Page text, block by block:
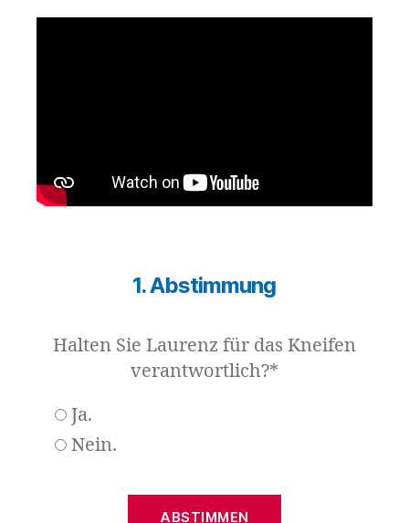
1. Abstimmung
Halten Sie Laurenz für das Kneifen
verantwortlich?*
Ja.
Nein.